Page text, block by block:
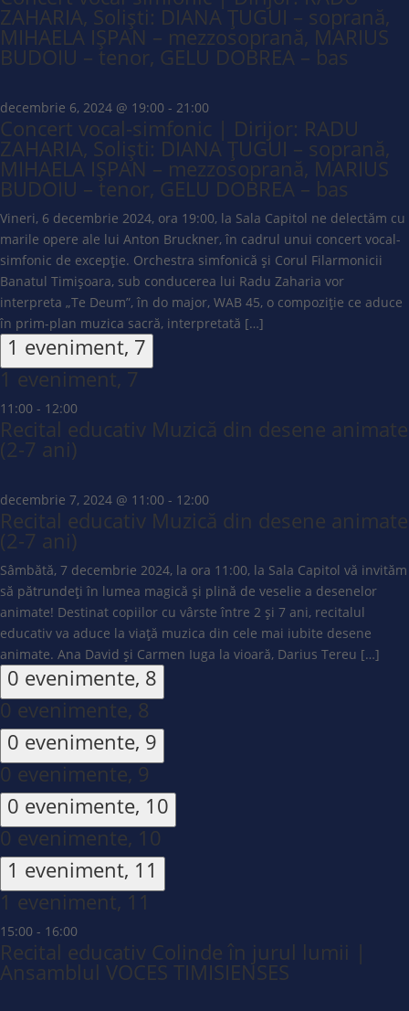
ZAHARIA, Soliști: DIANA ȚUGUI – soprană,
MIHAELA IȘPAN – mezzosoprană, MARIUS
BUDOIU – tenor, GELU DOBREA – bas
decembrie 6, 2024 @ 19:00 - 21:00
Concert vocal-simfonic | Dirijor: RADU
ZAHARIA, Soliști: DIANA ȚUGUI – soprană,
MIHAELA IȘPAN – mezzosoprană, MARIUS
BUDOIU – tenor, GELU DOBREA – bas
Vineri, 6 decembrie 2024, ora 19:00, la Sala Capitol ne delectăm cu
marile opere ale lui Anton Bruckner, în cadrul unui concert vocal-
simfonic de excepție. Orchestra simfonică și Corul Filarmonicii
Banatul Timișoara, sub conducerea lui Radu Zaharia vor
interpreta „Te Deum”, în do major, WAB 45, o compoziție ce aduce
în prim-plan muzica sacră, interpretată […]
1 eveniment, 7
1 eveniment, 7
11:00 - 12:00
Recital educativ Muzică din desene animate
(2-7 ani)
decembrie 7, 2024 @ 11:00 - 12:00
Recital educativ Muzică din desene animate
(2-7 ani)
Sâmbătă, 7 decembrie 2024, la ora 11:00, la Sala Capitol vă invităm
să pătrundeți în lumea magică și plină de veselie a desenelor
animate! Destinat copiilor cu vârste între 2 și 7 ani, recitalul
educativ va aduce la viață muzica din cele mai iubite desene
animate. Ana David și Carmen Iuga la vioară, Darius Tereu […]
0 evenimente, 8
0 evenimente, 8
0 evenimente, 9
0 evenimente, 9
0 evenimente, 10
0 evenimente, 10
1 eveniment, 11
1 eveniment, 11
15:00 - 16:00
Recital educativ Colinde în jurul lumii |
Ansamblul VOCES TIMISIENSES